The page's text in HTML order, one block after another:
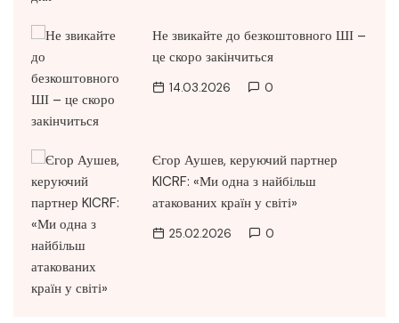
Не звикайте до безкоштовного ШІ –
це скоро закінчиться
14.03.2026 0
Єгор Аушев, керуючий партнер
KICRF: «Ми одна з найбільш
атакованих країн у світі»
25.02.2026 0